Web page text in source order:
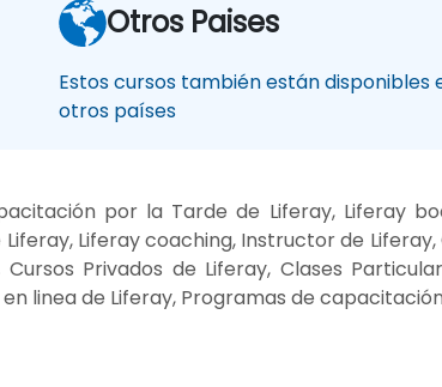
Otros Paises
Estos cursos también están disponibles
otros países
por la Tarde de Liferay, Liferay
Liferay coaching, Instructor de
Privados de Liferay, Clases
linea de Liferay, Programas de